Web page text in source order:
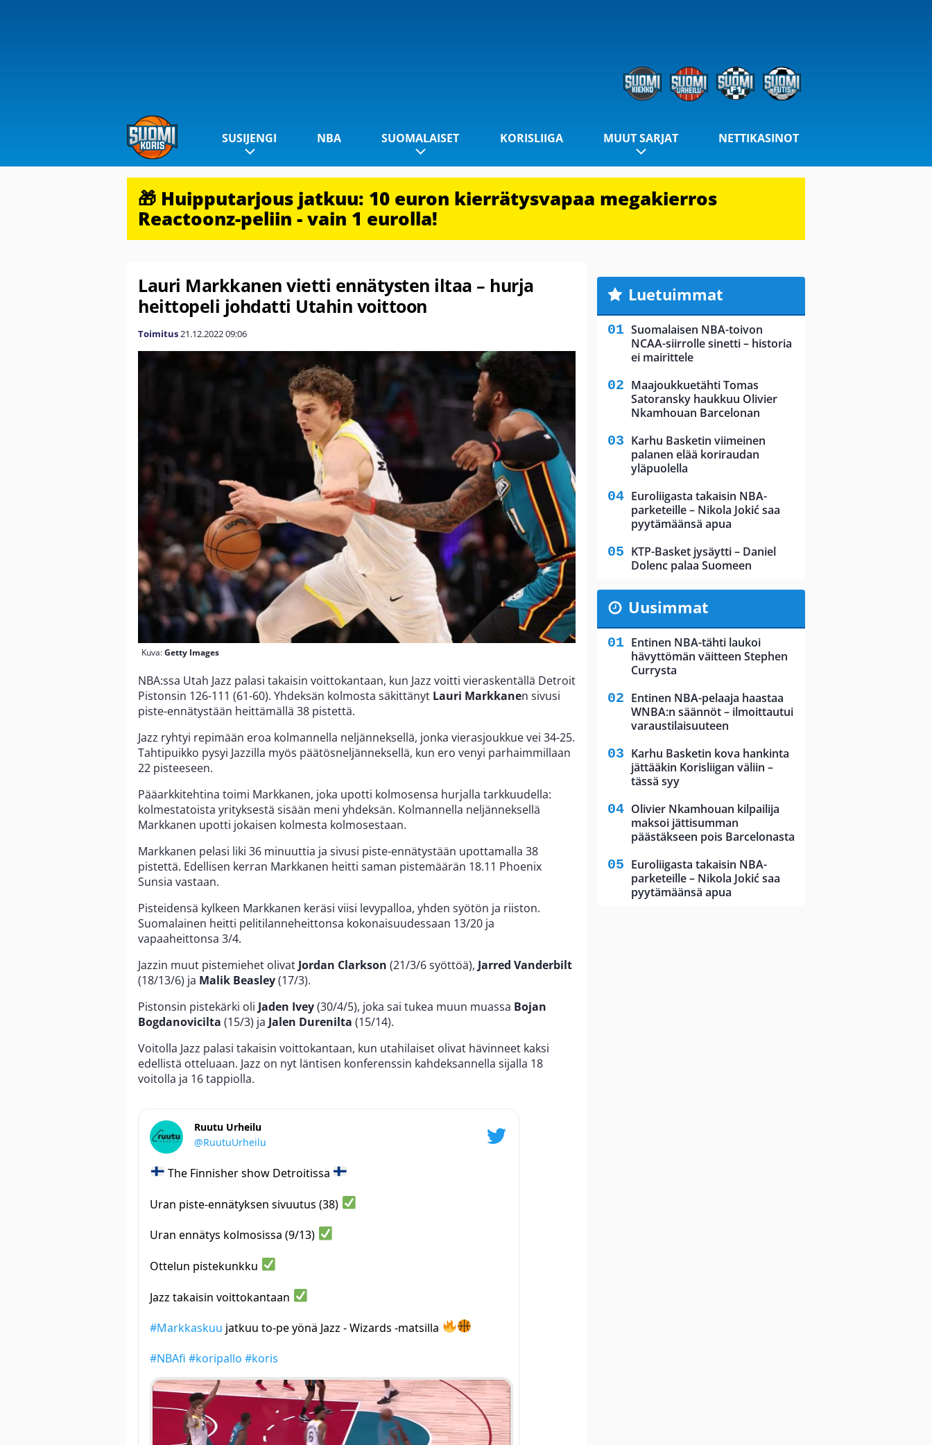
SUSIJENGI NBA SUOMALAISET KORISLIIGA MUUT SARJAT NETTIKASINOT
🎁 Huipputarjous jatkuu: 10 euron kierrätysvapaa megakierros
Reactoonz-peliin - vain 1 eurolla!
Lauri Markkanen vietti ennätysten iltaa – hurja
heittopeli johdatti Utahin voittoon
Toimitus21.12.202209:06
Kuva:Getty Images
NBA:ssa Utah Jazz palasi takaisin voittokantaan, kun Jazz voitti vieraskentällä Detroit
Pistonsin 126-111 (61-60). Yhdeksän kolmosta säkittänyt Lauri Markkanen sivusi
piste-ennätystään heittämällä 38 pistettä.
Jazz ryhtyi repimään eroa kolmannella neljänneksellä, jonka vierasjoukkue vei 34-25.
Tahtipuikko pysyi Jazzilla myös päätösneljänneksellä, kun ero venyi parhaimmillaan
22 pisteeseen.
Pääarkkitehtina toimi Markkanen, joka upotti kolmosensa hurjalla tarkkuudella:
kolmestatoista yrityksestä sisään meni yhdeksän. Kolmannella neljänneksellä
Markkanen upotti jokaisen kolmesta kolmosestaan.
Markkanen pelasi liki 36 minuuttia ja sivusi piste-ennätystään upottamalla 38
pistettä. Edellisen kerran Markkanen heitti saman pistemäärän 18.11 Phoenix
Sunsia vastaan.
Pisteidensä kylkeen Markkanen keräsi viisi levypalloa, yhden syötön ja riiston.
Suomalainen heitti pelitilanneheittonsa kokonaisuudessaan 13/20 ja
vapaaheittonsa 3/4.
Jazzin muut pistemiehet olivat Jordan Clarkson (21/3/6 syöttöä), Jarred Vanderbilt
(18/13/6) ja Malik Beasley(17/3).
Pistonsin pistekärki oli Jaden Ivey(30/4/5), joka sai tukea muun muassa Bojan
Bogdanovicilta (15/3) ja Jalen Durenilta (15/14).
Voitolla Jazz palasi takaisin voittokantaan, kun utahilaiset olivat hävinneet kaksi
edellistä otteluaan. Jazz on nyt läntisen konferenssin kahdeksannella sijalla 18
voitolla ja 16 tappiolla.
Ruutu Urheilu
@RuutuUrheilu
The Finnisher show Detroitissa
Uran piste-ennätyksen sivuutus (38)
Uran ennätys kolmosissa (9/13)
Ottelun pistekunkku
Jazz takaisin voittokantaan
#Markkaskuu jatkuu to-pe yönä Jazz - Wizards -matsilla
#NBAfi #koripallo #koris
Luetuimmat
Suomalaisen NBA-toivon
NCAA-siirrolle sinetti – historia
ei mairittele
Maajoukkuetähti Tomas
Satoransky haukkuu Olivier
Nkamhouan Barcelonan
Karhu Basketin viimeinen
palanen elää koriraudan
yläpuolella
Euroliigasta takaisin NBA-
parketeille – Nikola Jokić saa
pyytämäänsä apua
KTP-Basket jysäytti – Daniel
Dolenc palaa Suomeen
Uusimmat
Entinen NBA-tähti laukoi
hävyttömän väitteen Stephen
Currysta
Entinen NBA-pelaaja haastaa
WNBA:n säännöt – ilmoittautui
varaustilaisuuteen
Karhu Basketin kova hankinta
jättääkin Korisliigan väliin –
tässä syy
Olivier Nkamhouan kilpailija
maksoi jättisumman
päästäkseen pois Barcelonasta
Euroliigasta takaisin NBA-
parketeille – Nikola Jokić saa
pyytämäänsä apua